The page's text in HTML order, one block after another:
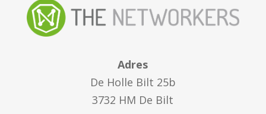
Adres
De Holle Bilt 25b
3732 HM De Bilt